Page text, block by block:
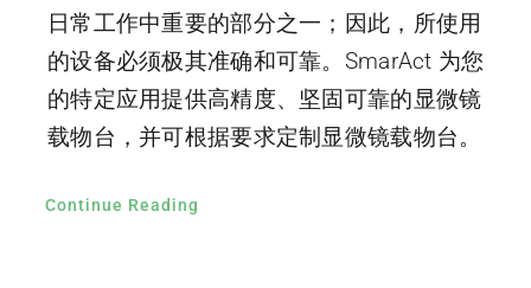
日常工作中重要的部分之一；因此，所使用
的设备必须极其准确和可靠。SmarAct 为您
的特定应用提供高精度、坚固可靠的显微镜
载物台，并可根据要求定制显微镜载物台。
Continue Reading